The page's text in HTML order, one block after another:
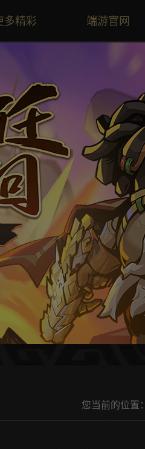
多精彩 端游官网
您当前的位置：